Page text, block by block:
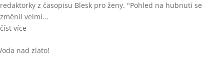
redaktorky z časopisu Blesk pro ženy. "Pohled na hubnutí se
změnil velmi...
číst více